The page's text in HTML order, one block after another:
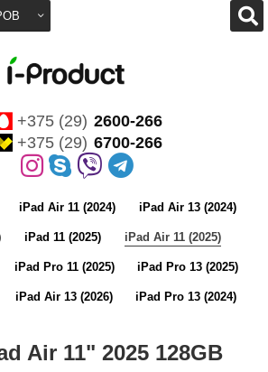
+375 (29) 2600-266
+375 (29) 6700-266
iPad Air 11 (2024) iPad Air 13 (2024)
iPad 11 (2025) iPad Air 11 (2025)
iPad Pro 11 (2025) iPad Pro 13 (2025)
iPad Air 13 (2026) iPad Pro 13 (2024)
Air 11" 2025 128GB